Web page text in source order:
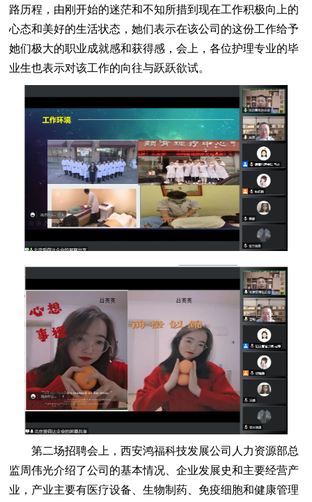
路历程，由刚开始的迷茫和不知所措到现在工作积极向上的
心态和美好的生活状态，她们表示在该公司的这份工作给予
她们极大的职业成就感和获得感，会上，各位护理专业的毕
业生也表示对该工作的向往与跃跃欲试。
第二场招聘会上，西安鸿福科技发展公司人力资源部总
监周伟光介绍了公司的基本情况、企业发展史和主要经营产
业，产业主要有医疗设备、生物制药、免疫细胞和健康管理